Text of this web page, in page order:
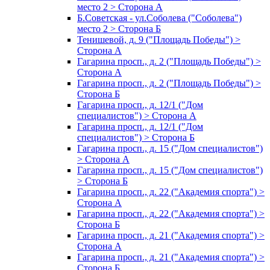
место 2 > Сторона А
Б.Советская - ул.Соболева ("Соболева")
место 2 > Сторона Б
Тенишевой, д. 9 ("Площадь Победы") >
Сторона А
Гагарина просп., д. 2 ("Площадь Победы") >
Сторона А
Гагарина просп., д. 2 ("Площадь Победы") >
Сторона Б
Гагарина просп., д. 12/1 ("Дом
специалистов") > Сторона А
Гагарина просп., д. 12/1 ("Дом
специалистов") > Сторона Б
Гагарина просп., д. 15 ("Дом специалистов")
> Сторона А
Гагарина просп., д. 15 ("Дом специалистов")
> Сторона Б
Гагарина просп., д. 22 ("Академия спорта") >
Сторона А
Гагарина просп., д. 22 ("Академия спорта") >
Сторона Б
Гагарина просп., д. 21 ("Академия спорта") >
Сторона А
Гагарина просп., д. 21 ("Академия спорта") >
Сторона Б